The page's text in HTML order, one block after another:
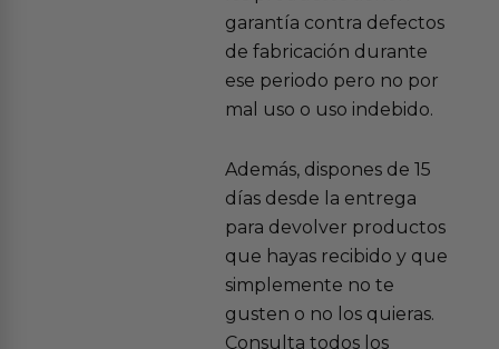
garantía contra defectos
de fabricación durante
ese periodo pero no por
mal uso o uso indebido.
Además, dispones de 15
días desde la entrega
para devolver productos
que hayas recibido y que
simplemente no te
gusten o no los quieras.
Consulta todos los